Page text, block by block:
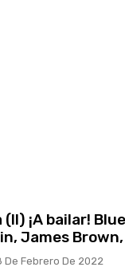
¡A bailar!
James
De Febrero De 2022